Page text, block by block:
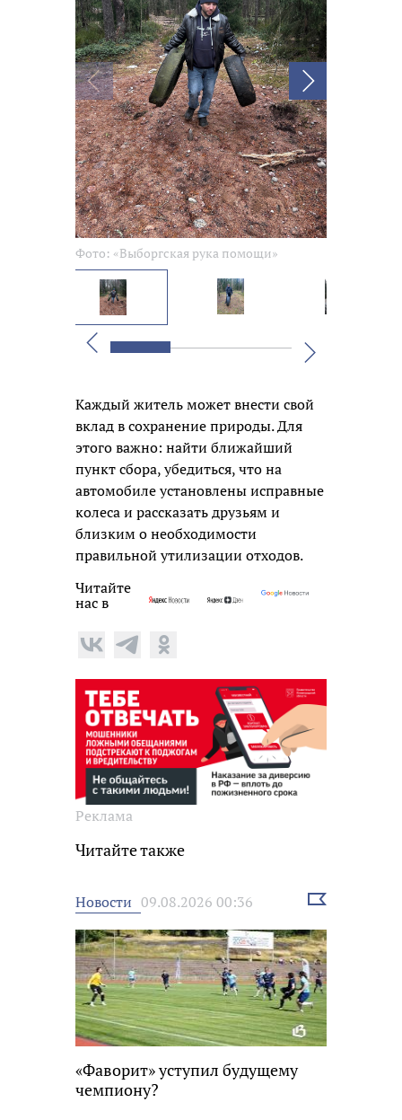
Фото: «Выборгская рука помощи»
Назад
Вперед
Каждый житель может внести свой
вклад в сохранение природы. Для
этого важно: найти ближайший
пункт сбора, убедиться, что на
автомобиле установлены исправные
колеса и рассказать друзьям и
близким о необходимости
правильной утилизации отходов.
Читайте
нас в
Реклама
Читайте также
Новости 09.08.2026 00:36
Выбрать
«Фаворит» уступил будущему
чемпиону?